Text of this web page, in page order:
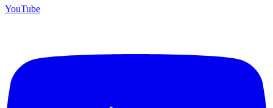
YouTube